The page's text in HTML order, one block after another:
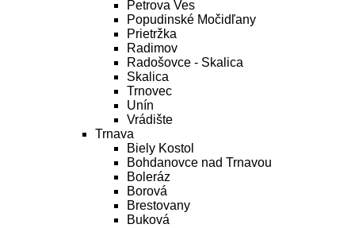
Petrova Ves
Popudinské Močidľany
Prietržka
Radimov
Radošovce - Skalica
Skalica
Trnovec
Unín
Vrádište
Trnava
Biely Kostol
Bohdanovce nad Trnavou
Boleráz
Borová
Brestovany
Buková